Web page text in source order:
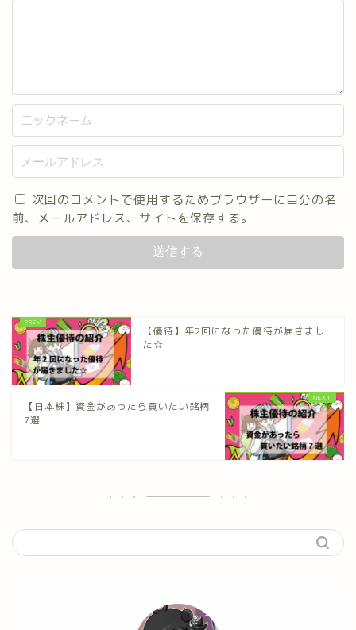
次回のコメントで使用するためブラウザーに自分の名
前、メールアドレス、サイトを保存する。
【優待】年2回になった優待が届きまし
た☆
【日本株】資金があったら買いたい銘柄
7選